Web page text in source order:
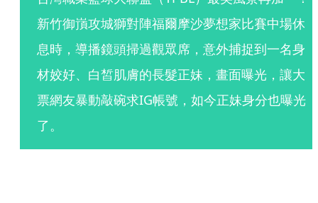
新竹御嵿攻城獅對陣福爾摩沙夢想家比賽中場休
息時，導播鏡頭掃過觀眾席，意外捕捉到一名身
材姣好、白皙肌膚的長髮正妹，畫面曝光，讓大
票網友暴動敲碗求IG帳號，如今正妹身分也曝光
了。